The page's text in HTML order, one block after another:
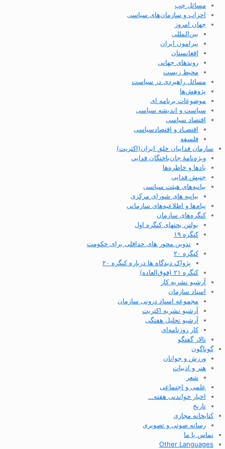
مسائل چپ
احزاب و سازمان‌های سیاسی
جهان امروز
بین‌المللی
پیرامون ایران
افغانستان
روندهای جهانی
محیط زیست
مسائل راهبردی در سیاست
پژوهش‌ها
موضوعات برنامه ای
سیاست و اندیشه سیاسی
اقتصاد سیاسی
اقتصـاد و اقتصاد‌سیاسی
فلسفه
سازمان فداییان خلق ایران(اکثریت)
ویژه‌نامهٔ جان‌باختگان فدایی
یادها و خاطره‌ها
جنبش فدایی
بیانیه‌های هیئت سیاسی
بیانیه های شورای مرکزی
پیام‌ها و اطلاعیه‌های سازمانی
کنگره‌های سازمان
بولتن بحثهای کنگره اول
کنگره ۱۹
تدوین محور های حداقلی برای حکومت
کنگره ۲۰
پژواک دیدگاه ها درباره کنگره ۲۰
کنگره ۲۱ (فوق‌العاده)
آرشیو نشریه کار
اسناد سازمان
مجموعه اسناد درونی سازمان
آرشیو نشریه اکثریت
آرشیو تحلیل هفتگی
کار روزنامه‌ای
تالار گفتگو
گوناگون
ورزش و جوانان
هنر و ادبیات
شعر
علمی و اجتماعی
اخبار خواندنی هفته…
تاریخ
کتابخانه مجازی
رسانه صوتی و تصویری
تماس با ما
Other Languages